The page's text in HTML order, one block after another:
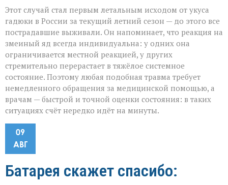
Этот случай стал первым летальным исходом от укуса
гадюки в России за текущий летний сезон — до этого все
пострадавшие выживали. Он напоминает, что реакция на
змеиный яд всегда индивидуальна: у одних она
ограничивается местной реакцией, у других
стремительно перерастает в тяжёлое системное
состояние. Поэтому любая подобная травма требует
немедленного обращения за медицинской помощью, а
врачам — быстрой и точной оценки состояния: в таких
ситуациях счёт нередко идёт на минуты.
09
АВГ
Батарея скажет спасибо: